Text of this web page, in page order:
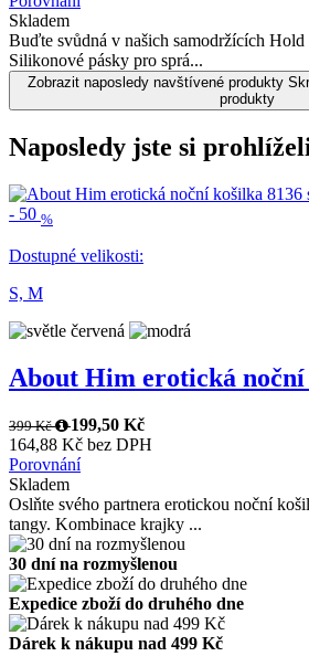
Skladem
Buďte svůdná v našich samodržících Hold
Silikonové pásky pro sprá...
Zobrazit naposledy navštívené produkty
produkty
Naposledy jste si
- 50 %
Dostupné velikosti:
S, M
About Him erotická noční
399 Kč
199,50 Kč
164,88 Kč bez DPH
Porovnání
Skladem
Oslňte svého partnera erotickou noční
tangy. Kombinace krajky ...
30 dní na rozmyšlenou
Expedice zboží do druhého dne
Dárek k nákupu nad 499 Kč